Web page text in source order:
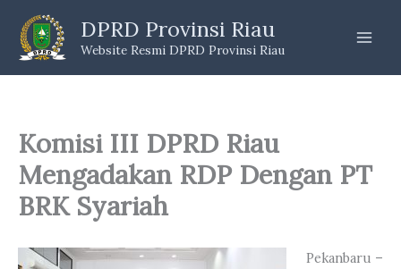
content
DPRD Provinsi Riau
Website Resmi DPRD Provinsi Riau
Komisi III DPRD Riau
Mengadakan RDP Dengan PT
BRK Syariah
Pekanbaru –